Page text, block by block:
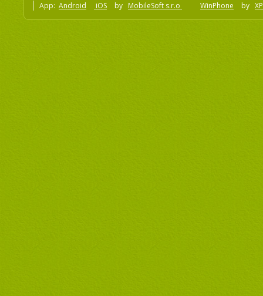
App: Android iOS by MobileSoft s.r.o WinPhone by